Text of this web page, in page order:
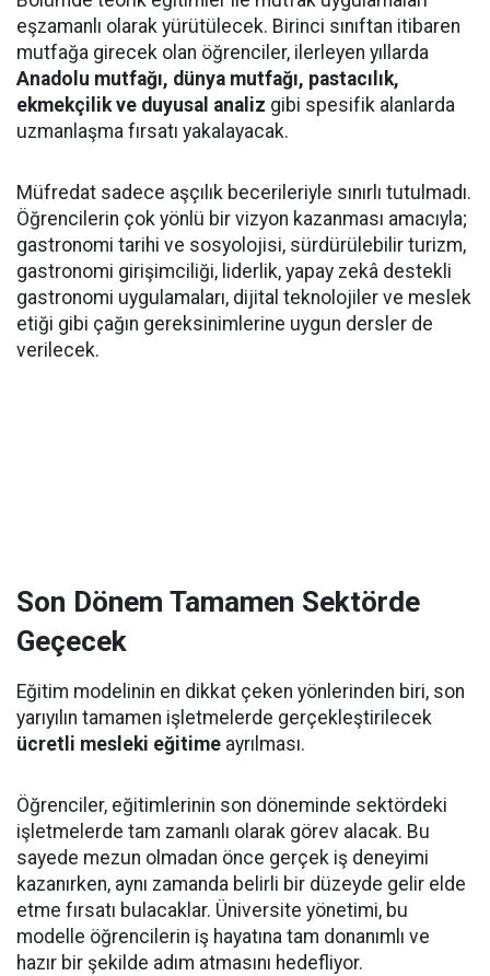
eşzamanlı olarak yürütülecek. Birinci sınıftan itibaren
mutfağa girecek olan öğrenciler, ilerleyen yıllarda
Anadolu mutfağı, dünya mutfağı, pastacılık,
ekmekçilik ve duyusal analiz gibi spesifik alanlarda
uzmanlaşma fırsatı yakalayacak.
Müfredat sadece aşçılık becerileriyle sınırlı tutulmadı.
Öğrencilerin çok yönlü bir vizyon kazanması amacıyla;
gastronomi tarihi ve sosyolojisi, sürdürülebilir turizm,
gastronomi girişimciliği, liderlik, yapay zekâ destekli
gastronomi uygulamaları, dijital teknolojiler ve meslek
etiği gibi çağın gereksinimlerine uygun dersler de
verilecek.
Son Dönem Tamamen Sektörde
Geçecek
Eğitim modelinin en dikkat çeken yönlerinden biri, son
yarıyılın tamamen işletmelerde gerçekleştirilecek
ücretli mesleki eğitime ayrılması.
Öğrenciler, eğitimlerinin son döneminde sektördeki
işletmelerde tam zamanlı olarak görev alacak. Bu
sayede mezun olmadan önce gerçek iş deneyimi
kazanırken, aynı zamanda belirli bir düzeyde gelir elde
etme fırsatı bulacaklar. Üniversite yönetimi, bu
modelle öğrencilerin iş hayatına tam donanımlı ve
hazır bir şekilde adım atmasını hedefliyor.